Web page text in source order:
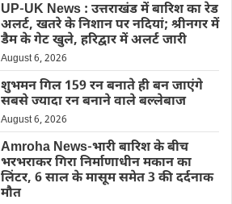
UP-UK News : उत्तराखंड में बारिश का रेड
अलर्ट, खतरे के निशान पर नदियां; श्रीनगर में
डैम के गेट खुले, हरिद्वार में अलर्ट जारी
August 6, 2026
शुभमन गिल 159 रन बनाते ही बन जाएंगे
सबसे ज्यादा रन बनाने वाले बल्लेबाज
August 6, 2026
Amroha News-भारी बारिश के बीच
भरभराकर गिरा निर्माणाधीन मकान का
लिंटर, 6 साल के मासूम समेत 3 की दर्दनाक
मौत